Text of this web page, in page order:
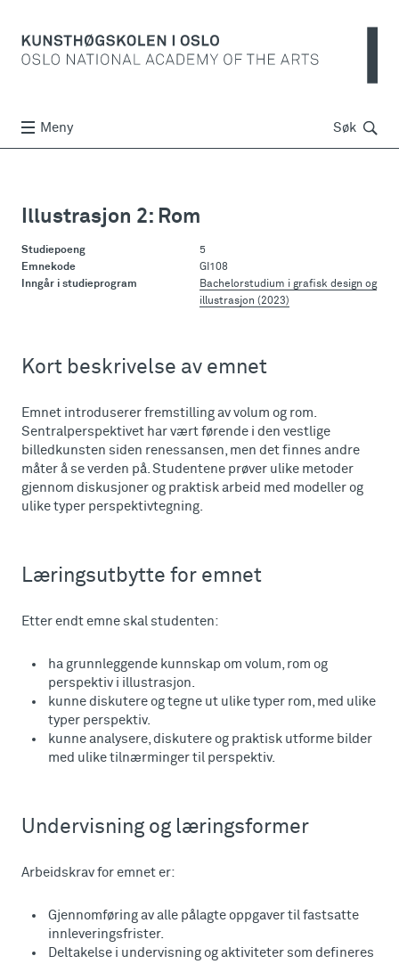
Meny Søk Søk
Illustrasjon 2: Rom
Studiepoeng
5
Emnekode
GI108
Inngår i studieprogram
Bachelorstudium i grafisk design og
illustrasjon (2023)
Kort beskrivelse av emnet
Emnet introduserer fremstilling av volum og rom.
Sentralperspektivet har vært førende i den vestlige
billedkunsten siden renessansen, men det finnes andre
måter å se verden på. Studentene prøver ulike metoder
gjennom diskusjoner og praktisk arbeid med modeller og
ulike typer perspektivtegning.
Læringsutbytte for emnet
Etter endt emne skal studenten:
ha grunnleggende kunnskap om volum, rom og
perspektiv i illustrasjon.
kunne diskutere og tegne ut ulike typer rom, med ulike
typer perspektiv.
kunne analysere, diskutere og praktisk utforme bilder
med ulike tilnærminger til perspektiv.
Undervisning og læringsformer
Arbeidskrav for emnet er:
Gjennomføring av alle pålagte oppgaver til fastsatte
innleveringsfrister.
Deltakelse i undervisning og aktiviteter som defineres